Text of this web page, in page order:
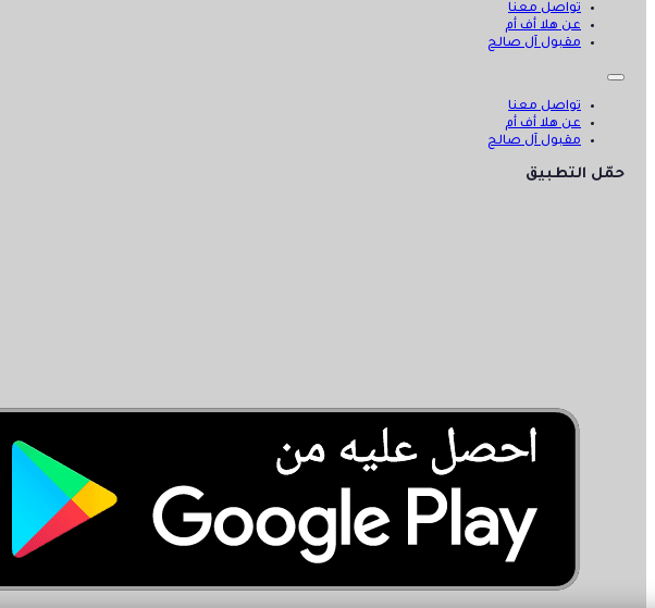
تواصل معنا
عن هلا أف أم
مقبول آل صالح
تواصل معنا
عن هلا أف أم
مقبول آل صالح
حمّل التطبيق